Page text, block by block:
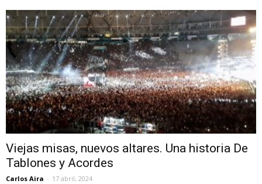
Viejas misas, nuevos altares. Una historia De
Tablones y Acordes
Carlos Aira - 17 abril, 2024